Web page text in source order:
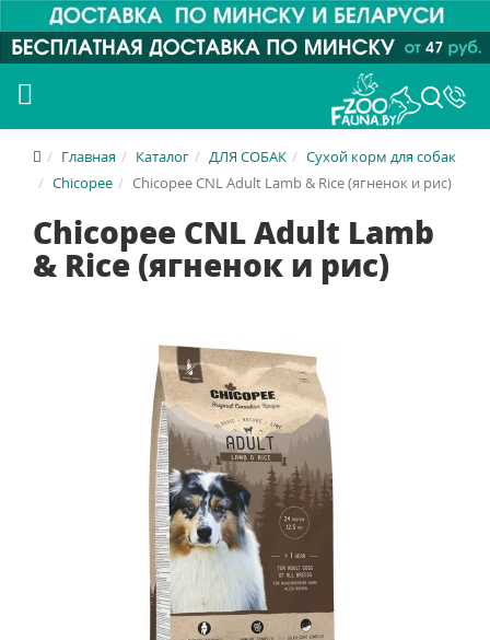
Главная Каталог ДЛЯ СОБАК
Сухой корм для собак
Chicopee
Chicopee CNL Adult Lamb & Rice (ягненок и рис)
Chicopee CNL Adult Lamb
& Rice (ягненок и рис)